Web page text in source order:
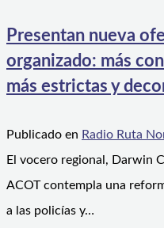
Presentan nueva
organizado: más
más estrictas y
Publicado en Radio Ruta
El vocero regional, Darwin
ACOT contempla una
a las policías y…